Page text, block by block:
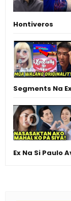
Hontiveros
Segments Na
Ex Na Si Paulo